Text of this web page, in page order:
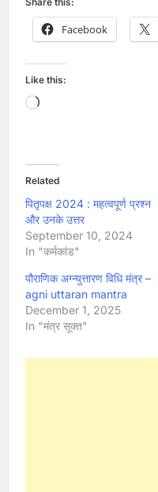
Facebook
Like this:
Loading…
Related
पितृपक्ष 2024 : महत्वपूर्ण प्रश्न
और उनके उत्तर
September 10, 2024
In "कर्मकांड"
पौराणिक अग्न्युत्तारण विधि मंत्र –
agni uttaran mantra
December 1, 2025
In "मंत्र सूक्त"